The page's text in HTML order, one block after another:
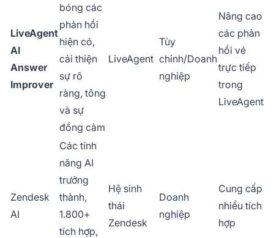
LiveAgent
AI
Answer
Improver
bóng các
phản hồi
hiện có,
cải thiện
sự rõ
ràng, tông
và sự
đồng cảm
LiveAgent
Tùy
chỉnh/Doanh
nghiệp
Nâng cao
các phản
hồi vé
trực tiếp
trong
LiveAgent
Zendesk
AI
Các tính
năng AI
trưởng
thành,
1.800+
tích hợp,
Hệ sinh
thái
Zendesk
Doanh
nghiệp
Cung cấp
nhiều tích
hợp